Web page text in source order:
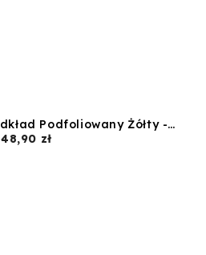
Weber & Weber - Podkład Podfoliowany Żółty - 60x50
48,90 złCena